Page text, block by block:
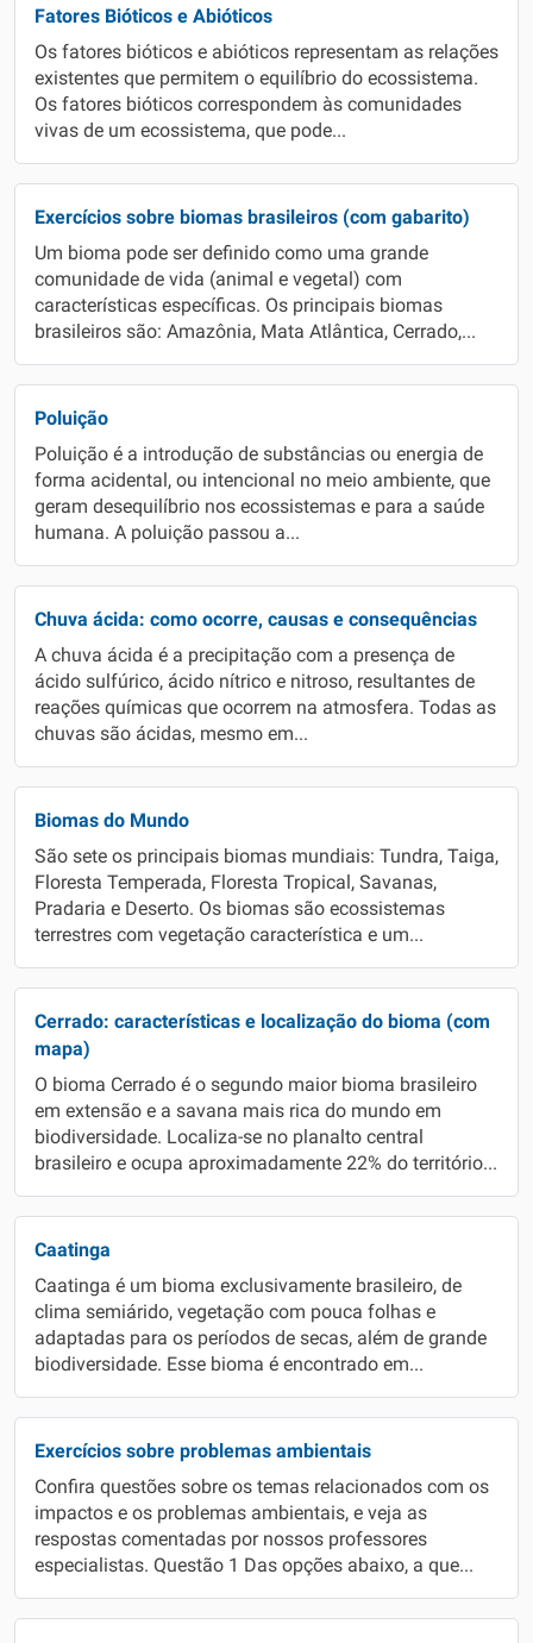
Fatores Bióticos e Abióticos
Os fatores bióticos e abióticos representam as relações
existentes que permitem o equilíbrio do ecossistema.
Os fatores bióticos correspondem às comunidades
vivas de um ecossistema, que pode...
Exercícios sobre biomas brasileiros (com gabarito)
Um bioma pode ser definido como uma grande
comunidade de vida (animal e vegetal) com
características específicas. Os principais biomas
brasileiros são: Amazônia, Mata Atlântica, Cerrado,...
Poluição
Poluição é a introdução de substâncias ou energia de
forma acidental, ou intencional no meio ambiente, que
geram desequilíbrio nos ecossistemas e para a saúde
humana. A poluição passou a...
Chuva ácida: como ocorre, causas e consequências
A chuva ácida é a precipitação com a presença de
ácido sulfúrico, ácido nítrico e nitroso, resultantes de
reações químicas que ocorrem na atmosfera. Todas as
chuvas são ácidas, mesmo em...
Biomas do Mundo
São sete os principais biomas mundiais: Tundra, Taiga,
Floresta Temperada, Floresta Tropical, Savanas,
Pradaria e Deserto. Os biomas são ecossistemas
terrestres com vegetação característica e um...
Cerrado: características e localização do bioma (com
mapa)
O bioma Cerrado é o segundo maior bioma brasileiro
em extensão e a savana mais rica do mundo em
biodiversidade. Localiza-se no planalto central
brasileiro e ocupa aproximadamente 22% do território...
Caatinga
Caatinga é um bioma exclusivamente brasileiro, de
clima semiárido, vegetação com pouca folhas e
adaptadas para os períodos de secas, além de grande
biodiversidade. Esse bioma é encontrado em...
Exercícios sobre problemas ambientais
Confira questões sobre os temas relacionados com os
impactos e os problemas ambientais, e veja as
respostas comentadas por nossos professores
especialistas. Questão 1 Das opções abaixo, a que...